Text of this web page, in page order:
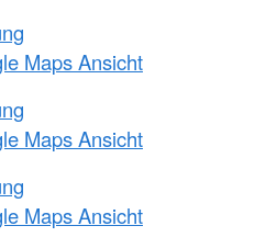
Maps Ansicht
Maps Ansicht
Maps Ansicht